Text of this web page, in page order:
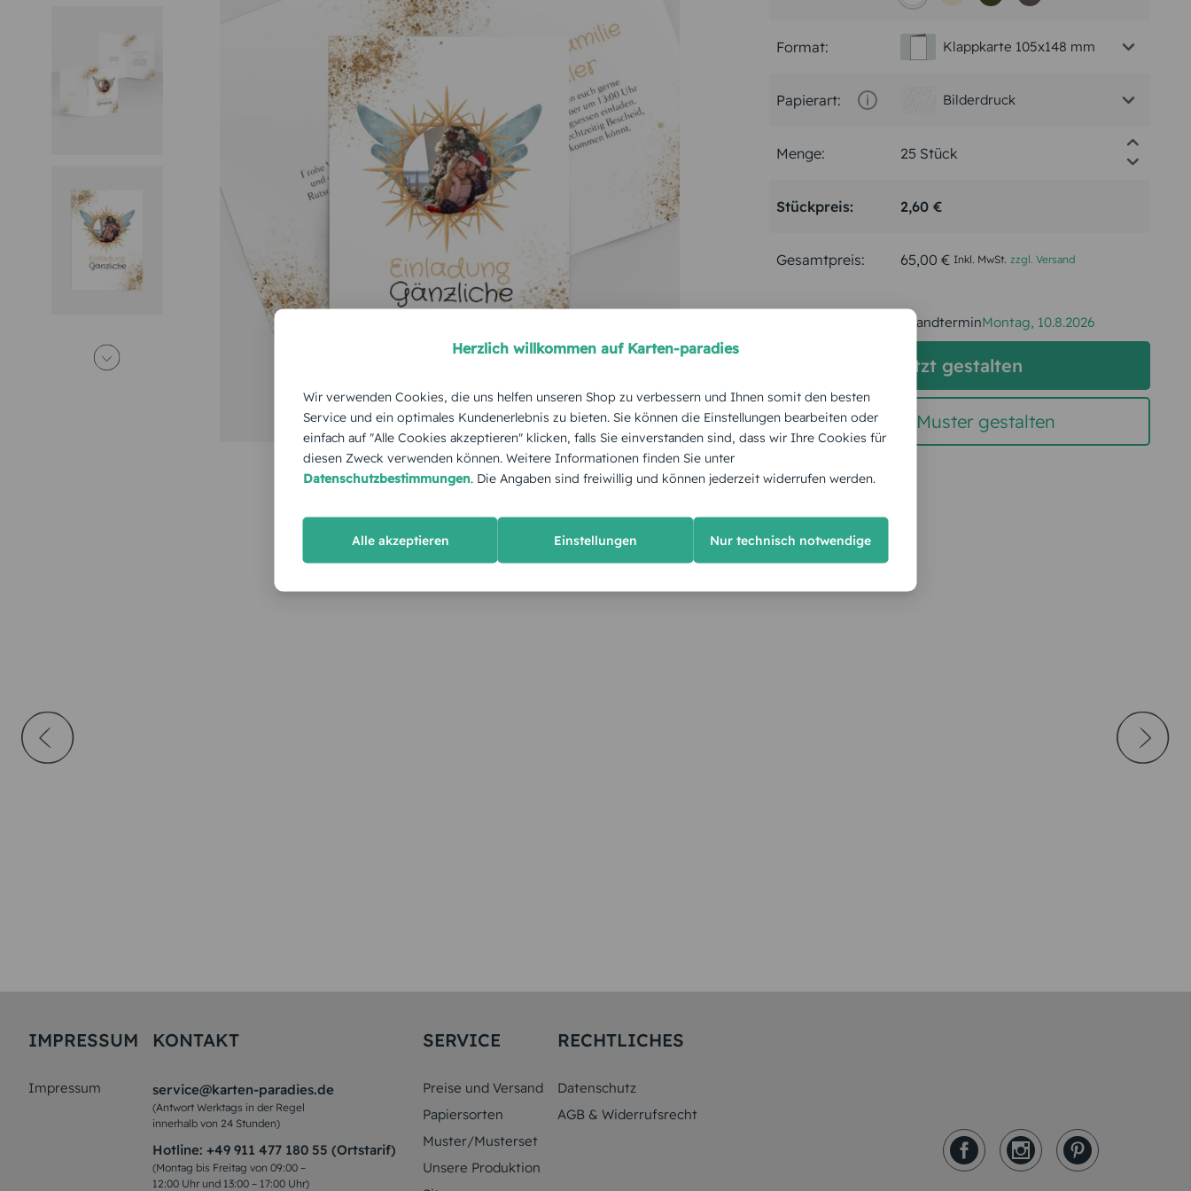
Format: Klappkarte 105x148 mm
Papierart: Bilderdruck
Menge:
Stückpreis: 2,60 €
Gesamtpreis: 65,00 € Inkl. MwSt. zzgl. Versand
Spätester VersandterminMontag, 10.8.2026
jetzt gestalten
gratis Muster gestalten
IMPRESSUM
Impressum
KONTAKT
service@karten-paradies.de
(Antwort Werktags in der Regel
innerhalb von 24 Stunden)
Hotline: +49 911 477 180 55 (Ortstarif)
(Montag bis Freitag von 09:00 –
12:00 Uhr und 13:00 – 17:00 Uhr)
SERVICE
Preise und Versand
Papiersorten
Muster/Musterset
Unsere Produktion
RECHTLICHES
Datenschutz
AGB & Widerrufsrecht
Herzlich willkommen auf Karten-paradies
Wir verwenden Cookies, die uns helfen unseren Shop zu verbessern und Ihnen somit den besten
Service und ein optimales Kundenerlebnis zu bieten. Sie können die Einstellungen bearbeiten oder
einfach auf "Alle Cookies akzeptieren" klicken, falls Sie einverstanden sind, dass wir Ihre Cookies für
diesen Zweck verwenden können. Weitere Informationen finden Sie unter
Datenschutzbestimmungen. Die Angaben sind freiwillig und können jederzeit widerrufen werden.
Alle akzeptieren Einstellungen Nur technisch notwendige